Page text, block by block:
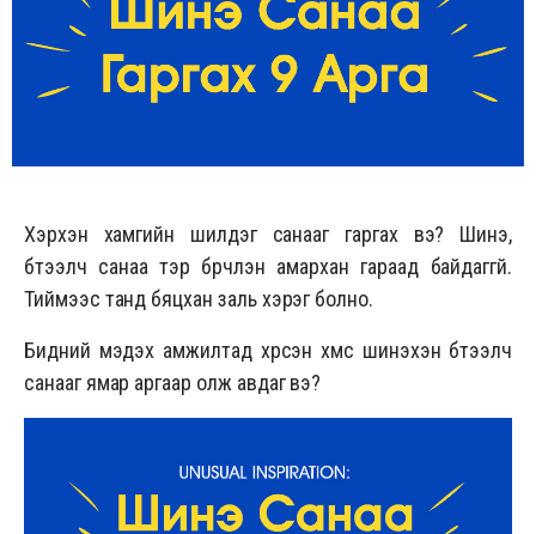
Хэрхэн хамгийн шилдэг санааг гаргах вэ? Шинэ,
бүтээлч санаа тэр бүрчлэн амархан гараад байдаггүй.
Тиймээс танд бяцхан заль хэрэг болно.
Бидний мэдэх амжилтад хүрсэн хүмүүс шинэхэн бүтээлч
санааг ямар аргаар олж авдаг вэ?